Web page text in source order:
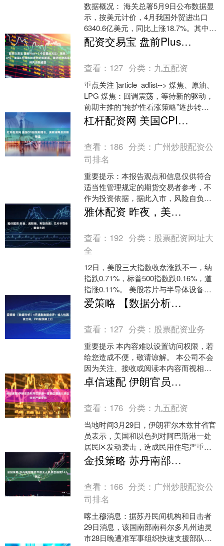
数据概况： 海关总署5月9日公布数据显
示，按美元计价，4月我国外贸进出口
6340.6亿美元，同比上涨18.7%。其中，
出口3594.4亿美元，同比14.1%，前....
配资交易宝 盘前Plus+｜今日重点关注：煤焦、原油、LPG。美国4月通胀加速创近年新高，美伊对峙再添新威慑
查看： 127 分类： 九五配资
重点关注 ]article_adlist--> 煤焦、原油、
LPG 煤焦：回调震荡，等待新的驱动，
前期主推的“掩护性看涨策略”逐步转
为“双卖虚值策略”。首先，供....杠杆配资网 美国CPI超预期增长，美联储降息预期降温
查看： 186 分类： 广州炒股配资公
司排名
重要提示：本报告观点和信息仅供符合
适当性管理规定的期货交易者参考，不
作为投资依据，据此入市，风险自负。
本平台目前暂无法主动设置信息访问限
制。 若您不符合适当性....
雅休配资 昨夜，美联储，利空突袭！芯片半导体，集体大跌
查看： 192 分类： 股票配资网址大
全
12日，美股三大指数收盘涨跌不一，纳
指跌0.71%，标普500指数跌0.16%，道
指涨0.11%。 美股芯片与半导体设备板
块集体下跌，费城半导体指数跌超3%，
盘....
爱策略 【数据分析】4月通胀数据点评：输入性因素主导，PPI超预期上行
查看： 127 分类： 股票配资业务
重要提示 本内容难以设置访问权限，若
给您造成不便，敬请谅解。 本公司不会
因为关注、接收或阅读本内容而视相关
人员为客户。请您根据自身的风险承受
能力自行作出投资决定....
卓信速配 伊朗官员称阿巴斯港一居民区遭美以袭击 住宅严重受损
查看： 176 分类： 九五配资
当地时间3月29日，伊朗霍尔木兹甘省官
员表示，美国和以色列对阿巴斯港一处
居民区发动袭击，造成民用住宅严重受
损。当地官员称，事发后救援和相关部
门已迅速赶赴现场开展....
金投策略 苏丹南部迪灵市遭无人机袭击造成14人死亡
查看： 166 分类： 广州炒股配资公
司排名
喀土穆消息：据苏丹民间机构和目击者
29日消息，该国南部南科尔多凡州迪灵
市28日晚遭准军事组织快速支援部队及